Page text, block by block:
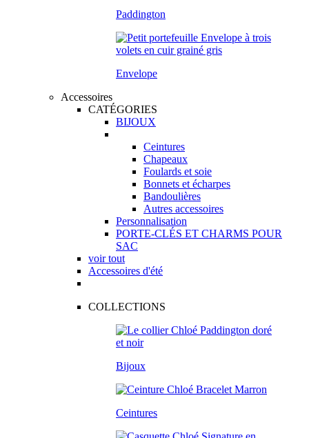
Paddington
Envelope
Accessoires
CATÉGORIES
BIJOUX
Ceintures
Chapeaux
Foulards et soie
Bonnets et écharpes
Bandoulières
Autres accessoires
Personnalisation
PORTE-CLÉS ET CHARMS POUR
SAC
voir tout
Accessoires d'été
COLLECTIONS
Bijoux
Ceintures